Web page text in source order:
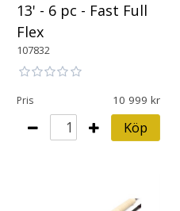
13' - 6 pc - Fast Full
Flex
107832
Pris 10 999
Köp